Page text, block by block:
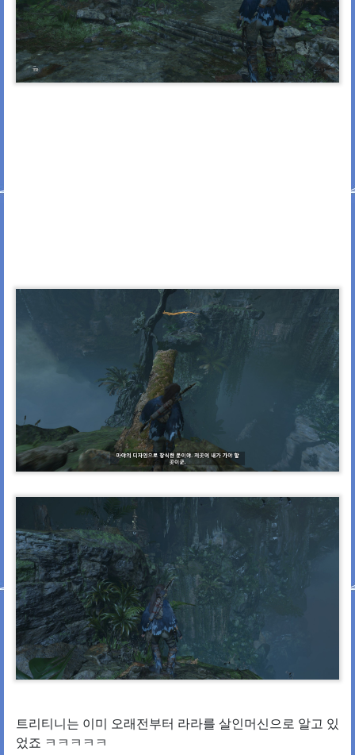
트리티니는 이미 오래전부터 라라를 살인머신으로 알고 있
었죠 ㅋㅋㅋㅋㅋ